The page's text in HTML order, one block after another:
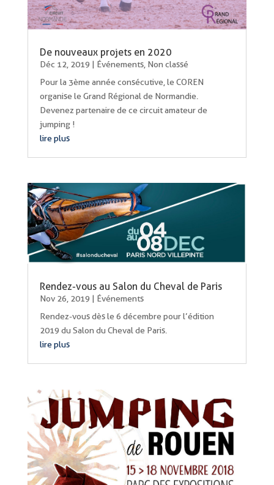
De nouveaux projets en 2020
Déc 12, 2019 | Événements, Non classé
Pour la 3ème année consécutive, le COREN
organise le Grand Régional de Normandie.
Devenez partenaire de ce circuit amateur de
jumping !
lire plus
Rendez-vous au Salon du Cheval de Paris
Nov 26, 2019 | Événements
Rendez-vous dès le 6 décembre pour l’édition
2019 du Salon du Cheval de Paris.
lire plus